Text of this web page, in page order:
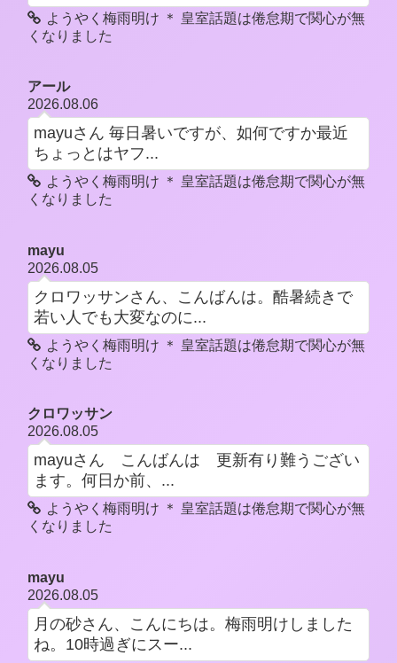
ようやく梅雨明け ＊ 皇室話題は倦怠期で関心が無
くなりました
アール
2026.08.06
mayuさん 毎日暑いですが、如何ですか最近
ちょっとはヤフ...
ようやく梅雨明け ＊ 皇室話題は倦怠期で関心が無
くなりました
mayu
2026.08.05
クロワッサンさん、こんばんは。酷暑続きで
若い人でも大変なのに...
ようやく梅雨明け ＊ 皇室話題は倦怠期で関心が無
くなりました
クロワッサン
2026.08.05
mayuさん こんばんは 更新有り難うござい
ます。何日か前、...
ようやく梅雨明け ＊ 皇室話題は倦怠期で関心が無
くなりました
mayu
2026.08.05
月の砂さん、こんにちは。梅雨明けしました
ね。10時過ぎにスー...